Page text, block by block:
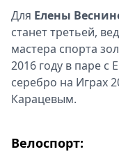
Для Елены
станет третьей,
мастера спорта
2016 году в паре с
серебро на Играх
Карацевым.
Велоспорт: